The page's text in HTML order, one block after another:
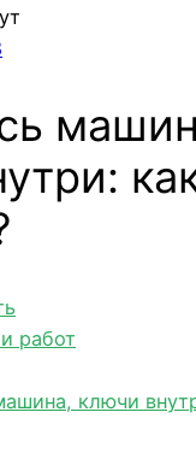
работ
ключи